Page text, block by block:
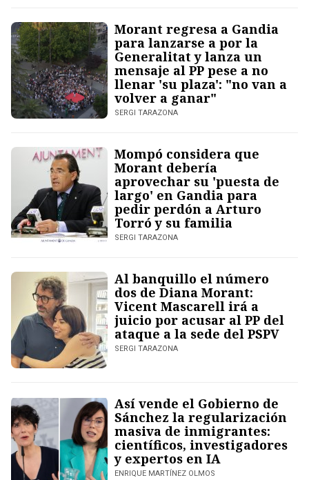
Morant regresa a Gandia
para lanzarse a por la
Generalitat y lanza un
mensaje al PP pese a no
llenar 'su plaza': "no van a
volver a ganar"
SERGI TARAZONA
Mompó considera que
Morant debería
aprovechar su 'puesta de
largo' en Gandia para
pedir perdón a Arturo
Torró y su familia
SERGI TARAZONA
Al banquillo el número
dos de Diana Morant:
Vicent Mascarell irá a
juicio por acusar al PP del
ataque a la sede del PSPV
SERGI TARAZONA
Así vende el Gobierno de
Sánchez la regularización
masiva de inmigrantes:
científicos, investigadores
y expertos en IA
ENRIQUE MARTÍNEZ OLMOS